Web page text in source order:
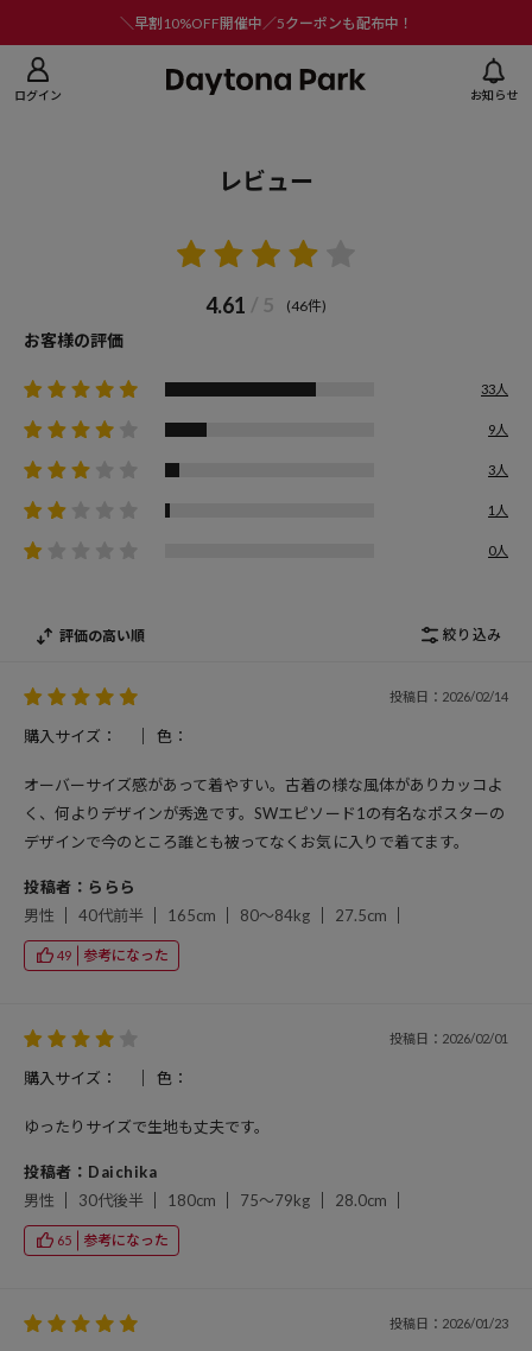
＼早割10%OFF開催中／5クーポンも配布中！
ログイン お知らせ
レビュー
4.61 / 5 (46件)
お客様の評価
33人
9人
3人
1人
0人
評価の高い順 絞り込み
投稿日：2026/02/14
購入サイズ： 色：
オーバーサイズ感があって着やすい。古着の様な風体がありカッコよ
く、何よりデザインが秀逸です。SWエピソード1の有名なポスターの
デザインで今のところ誰とも被ってなくお気に入りで着てます。
投稿者：ららら
男性
40代前半 165cm 80～84kg 27.5cm
49 参考になった
投稿日：2026/02/01
購入サイズ： 色：
ゆったりサイズで生地も丈夫です。
投稿者：Daichika
男性
30代後半 180cm 75～79kg 28.0cm
65 参考になった
投稿日：2026/01/23